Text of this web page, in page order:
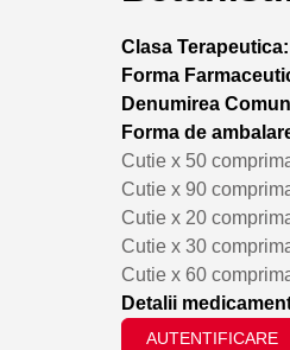
Clasa Terapeutica:
Forma
Denumirea
Forma de
Cutie x 50
Cutie x 90
Cutie x 20
Cutie x 30
Cutie x 60
Detalii
AUTENTIFICARE